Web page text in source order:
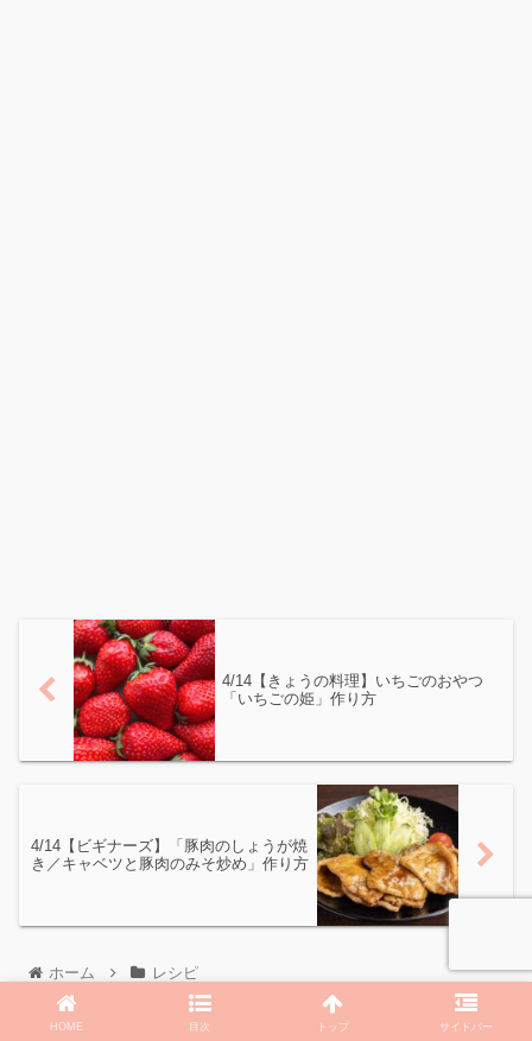
4/14【きょうの料理】いちごのおやつ
「いちごの姫」作り方
4/14【ビギナーズ】「豚肉のしょうが焼
き／キャベツと豚肉のみそ炒め」作り方
ホーム レシピ
HOME 目次 トップ サイドバー